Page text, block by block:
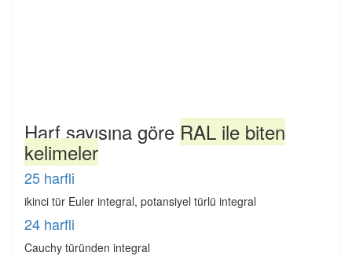
Harf sayısına göre RAL ile biten
kelimeler
25 harfli
ikinci tür Euler integral, potansiyel türlü integral
24 harfli
Cauchy türünden integral